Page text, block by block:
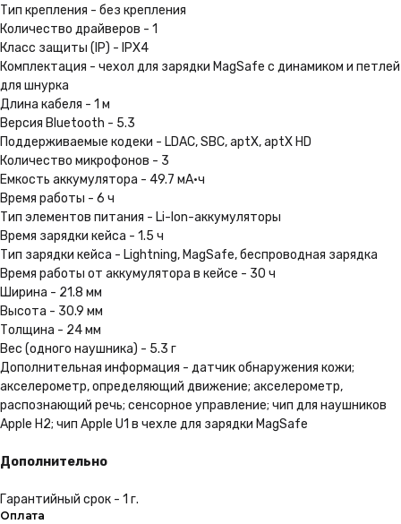
Тип крепления - без крепления
Количество драйверов - 1
Класс защиты (IP) - IPX4
Комплектация - чехол для зарядки MagSafe с динамиком и петлей
для шнурка
Длина кабеля - 1 м
Версия Bluetooth - 5.3
Поддерживаемые кодеки - LDAC, SBC, aptX, aptX HD
Количество микрофонов - 3
Емкость аккумулятора - 49.7 мА·ч
Время работы - 6 ч
Тип элементов питания - Li-Ion-аккумуляторы
Время зарядки кейса - 1.5 ч
Тип зарядки кейса - Lightning, MagSafe, беспроводная зарядка
Время работы от аккумулятора в кейсе - 30 ч
Ширина - 21.8 мм
Высота - 30.9 мм
Толщина - 24 мм
Вес (одного наушника) - 5.3 г
Дополнительная информация - датчик обнаружения кожи;
акселерометр, определяющий движение; акселерометр,
распознающий речь; сенсорное управление; чип для наушников
Apple H2; чип Apple U1 в чехле для зарядки MagSafe
Дополнительно
Гарантийный срок - 1 г.
Оплата
Удобная доставка
Выгодная рассрочка
Трейд-ин
Не нужно ходить в банк.
Вы можете оформить
её за пару кликов на сайте
Подробнее
Мы можем доставить Ваш
заказ в любую точку России
Получите скидку до 100 000 ₽
при сдаче своего старого
гаджета
Подробнее